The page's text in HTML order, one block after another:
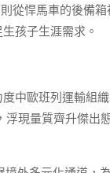
從悍馬車的後備箱
孩子生涯需求。
中歐班列運輸組
浮現量質齊升傑出